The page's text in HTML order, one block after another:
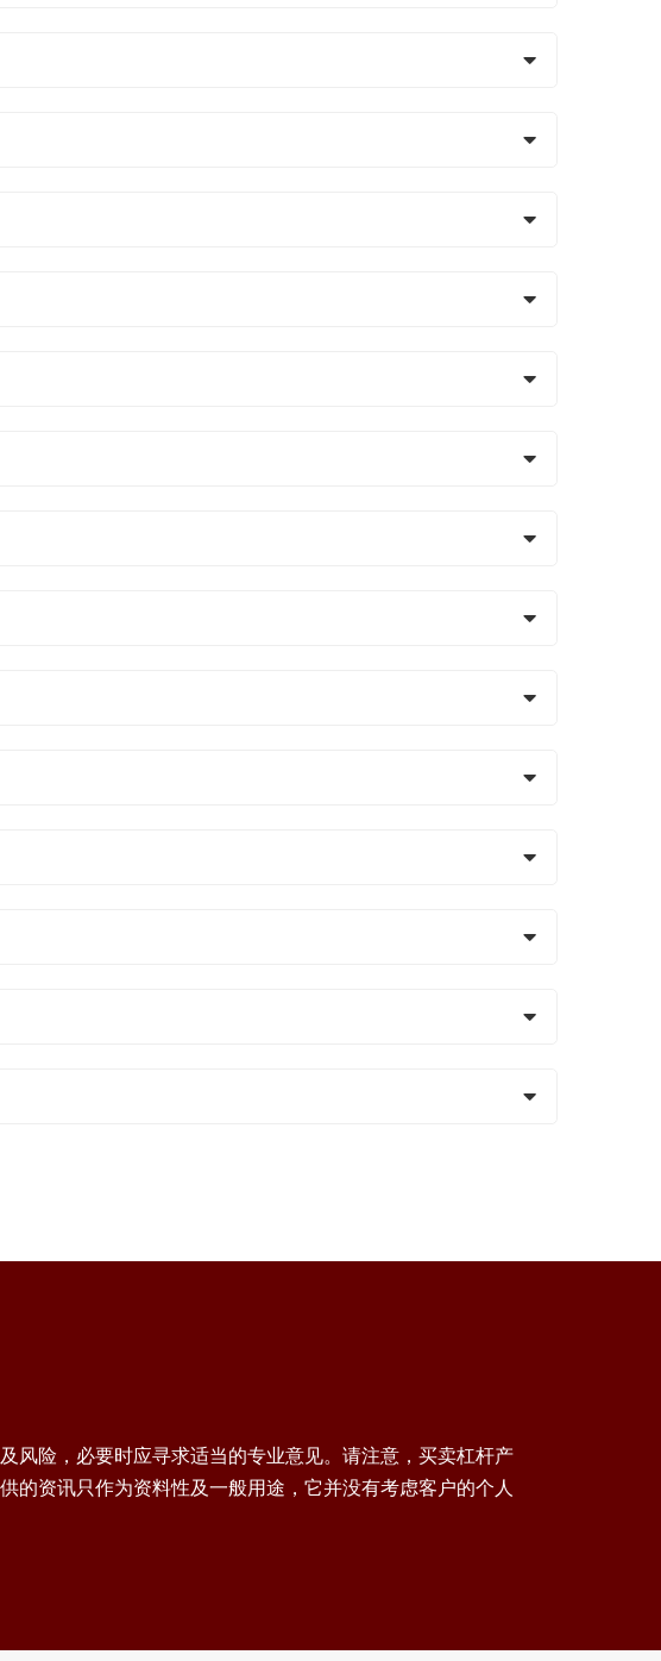
风险，必要时应寻求适当的专业意见。请注意，买卖杠杆产
的资讯只作为资料性及一般用途，它并没有考虑客户的个人